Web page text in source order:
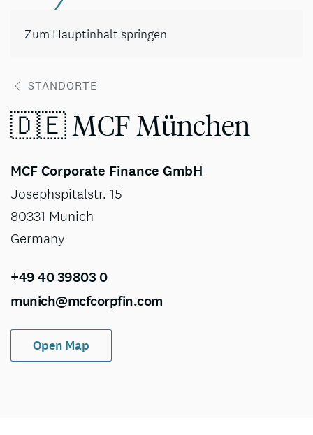
Zum Hauptinhalt springen
STANDORTE
🇩🇪 MCF München
MCF Corporate Finance GmbH
Josephspitalstr. 15
80331 Munich
Germany
+49 40 39803 0
munich@mcfcorpfin.com
Open Map